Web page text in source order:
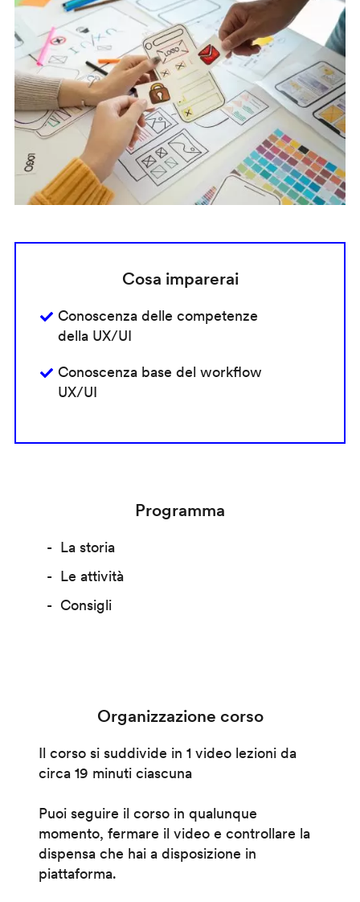
Cosa imparerai
Conoscenza delle competenze
della UX/UI
Conoscenza base del workflow
UX/UI
Programma
La storia
Le attività
Consigli
Organizzazione corso
Il corso si suddivide in 1 video lezioni da
circa 19 minuti ciascuna
Puoi seguire il corso in qualunque
momento, fermare il video e controllare la
dispensa che hai a disposizione in
piattaforma.